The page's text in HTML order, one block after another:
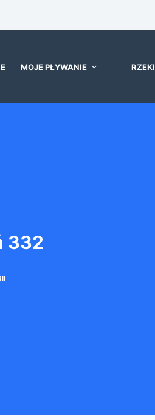
MOJE PŁYWANIE RZEKI
332